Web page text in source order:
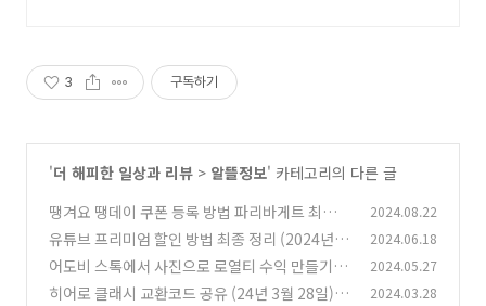
3 구독하기
'더 해피한 일상과 리뷰 > 알뜰정보' 카테고리의 다른 글
땡겨요 땡데이 쿠폰 등록 방법 파리바게트 최대 1
2000원 할인 (8월22일) (0)
2024.08.22
유튜브 프리미엄 할인 방법 최종 정리 (2024년 6
월)
(0)
2024.06.18
어도비 스톡에서 사진으로 로열티 수익 만들기
(AI이미지)
(5)
2024.05.27
히어로 클래시 교환코드 공유 (24년 3월 28일) 2024.03.28